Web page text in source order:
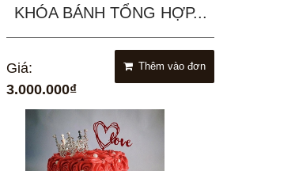
KHÓA BÁNH TỔNG HỢP...
Giá:
3.000.000₫
Thêm vào đơn